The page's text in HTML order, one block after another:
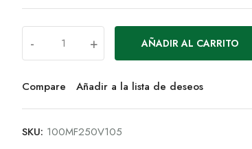
- + AÑADIR AL CARRITO
Compare Añadir a la lista de deseos
SKU: 100MF250V105